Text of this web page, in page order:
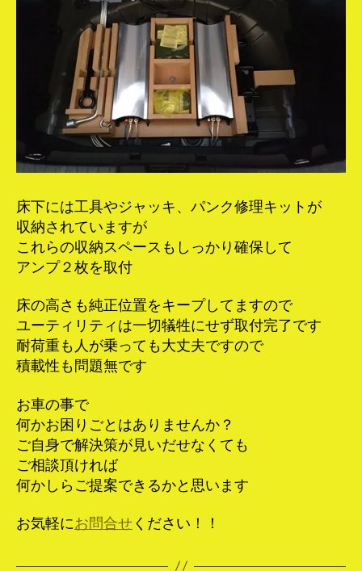
床下には工具やジャッキ、パンク修理キットが
収納されていますが
これらの収納スペースもしっかり確保して
アンプ２枚を取付
床の高さも純正位置をキープしてますので
ユーティリティは一切犠牲にせず取付完了です
耐荷重も人が乗っても大丈夫ですので
積載性も問題無です
お車の事で
何かお困りごとはありませんか？
ご自身で解決策が見いだせなくても
ご相談頂ければ
何かしらご提案できるかと思います
お気軽にお問合せ ください！！